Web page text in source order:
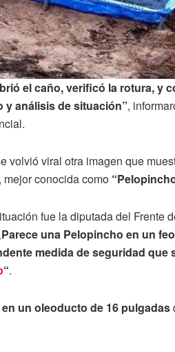
el caño, verificó la rotura, y
análisis de situación”,
volvió viral otra imagen que
conocida como
fue la diputada del Frente
una Pelopincho en un
medida de seguridad
“.
un oleoducto de 16 pulgadas